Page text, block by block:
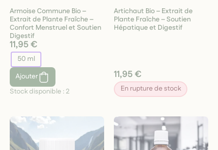
Armoise Commune Bio –
Extrait de Plante Fraîche –
Confort Menstruel et Soutien
Digestif
11,95 €
50 ml
Ajouter
Stock disponible : 2
Artichaut Bio – Extrait de
Plante Fraîche – Soutien
Hépatique et Digestif
11,95 €
En rupture de stock